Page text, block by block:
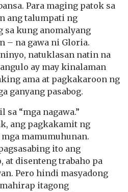
Para maging patok sa
ang talumpati ng
sa kung anomalyang
– na gawa ni Gloria.
natuklasan natin na
ay may kinalaman
ama at pagkakaroon ng
ganyang pasabog.
sa “mga nagawa.”
ang pagkakamit ng
mamumuhunan.
ito ang
at disenteng trabaho pa
Pero hindi masyadong
itagong